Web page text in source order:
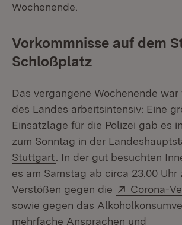
Wochenende.
Vorkommnisse auf dem
Schloßplatz
Das vergangene Wochenende war
des Landes arbeitsintensiv: Eine
Einsatzlage für die Polizei gab es
zum Sonntag in der
Stuttgart (Öffnet in neuem Fenster)
. In der gut besuchten
es am Samstag ab circa 23.00 Uhr
Verstößen gegen die
Extern:
Corona-
sowie gegen das
mehrfache Ansprachen und